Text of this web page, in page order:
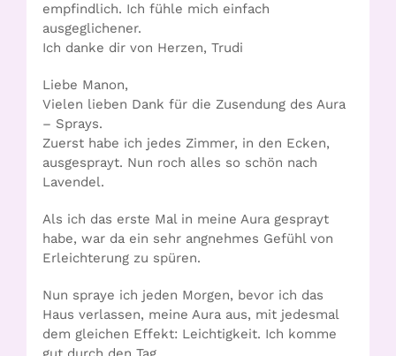
empfindlich. Ich fühle mich einfach
ausgeglichener.
Ich danke dir von Herzen, Trudi
Liebe Manon,
Vielen lieben Dank für die Zusendung des Aura
– Sprays.
Zuerst habe ich jedes Zimmer, in den Ecken,
ausgesprayt. Nun roch alles so schön nach
Lavendel.
Als ich das erste Mal in meine Aura gesprayt
habe, war da ein sehr angnehmes Gefühl von
Erleichterung zu spüren.
Nun spraye ich jeden Morgen, bevor ich das
Haus verlassen, meine Aura aus, mit jedesmal
dem gleichen Effekt: Leichtigkeit. Ich komme